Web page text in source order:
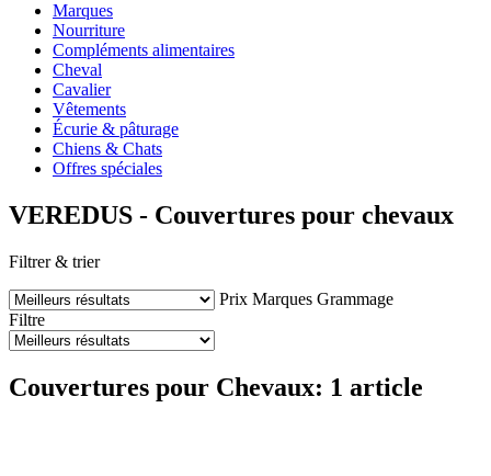
Marques
Nourriture
Compléments alimentaires
Cheval
Cavalier
Vêtements
Écurie & pâturage
Chiens & Chats
Offres spéciales
VEREDUS - Couvertures pour chevaux
Filtrer & trier
Prix Marques Grammage
Filtre
Couvertures pour Chevaux: 1 article